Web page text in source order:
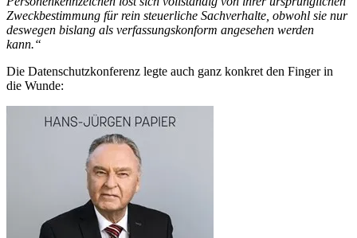
Zweckbestimmung für rein steuerliche Sachverhalte, obwohl sie nur
deswegen bislang als verfassungskonform angesehen werden
kann.“
Die Datenschutzkonferenz legte auch ganz konkret den Finger in
die Wunde: